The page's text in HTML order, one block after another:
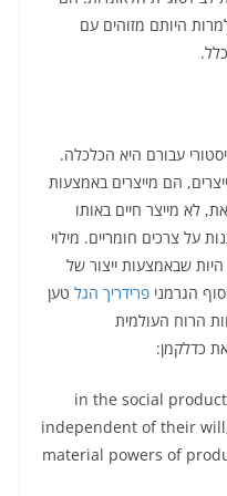
היותם מזוהים עם
עבורם היא הכלכלה.
הם מייצרים באמצעות
לא מייצר חיים באותו
על צרכים חומריים. מילוי
שבאמצעות ייצור של
פרידריך הגל טען
הרוח העולמית
in the social
independent of their
material powers of